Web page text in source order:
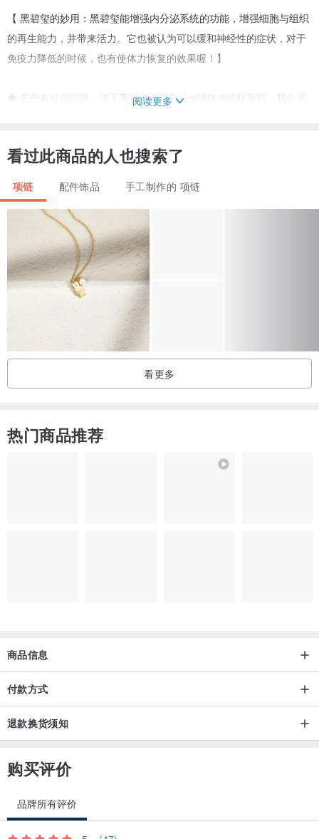
【 黑碧玺的妙用：黑碧玺能增强内分泌系统的功能，增强细胞与组织
的再生能力，并带来活力。它也被认为可以缓和神经性的症状，对于
免疫力降低的时候，也有使体力恢复的效果喔！】
◆ 若您有任何问题，请不要犹豫使用Pinkoi消息功能联系我，我会尽
◇ made by hand, crafted by heart
阅读更多
看过此商品的人也搜索了
项链 配件饰品 手工制作的 项链
看更多
热门商品推荐
商品信息
付款方式
退款换货须知
购买评价
品牌所有评价